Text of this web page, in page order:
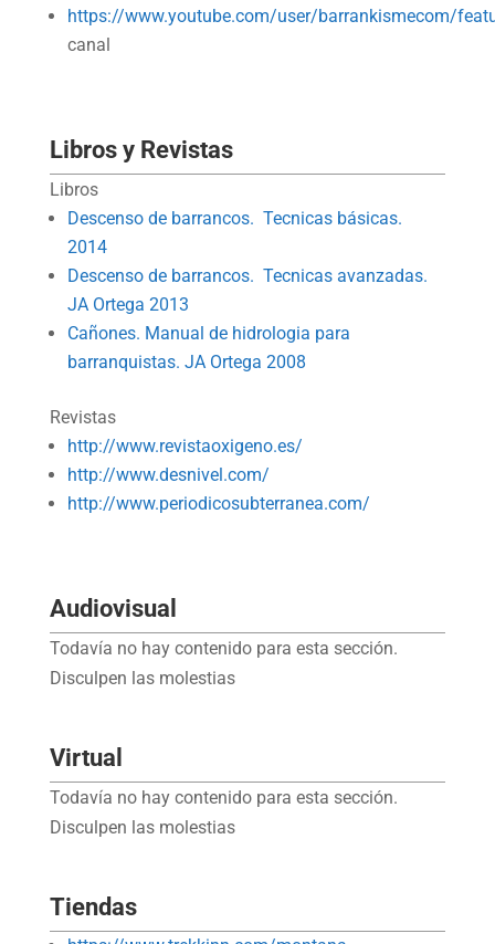
https://www.youtube.com/user/barrankismecom/
canal
Libros y Revistas
Libros
Descenso de barrancos. Tecnicas básicas.
2014
Descenso de barrancos. Tecnicas avanzadas.
JA Ortega 2013
Cañones. Manual de hidrologia para
barranquistas. JA Ortega 2008
Revistas
http://www.revistaoxigeno.es/
http://www.desnivel.com/
http://www.periodicosubterranea.com/
Audiovisual
Todavía no hay contenido para esta sección.
Disculpen las molestias
Virtual
Todavía no hay contenido para esta sección.
Disculpen las molestias
Tiendas